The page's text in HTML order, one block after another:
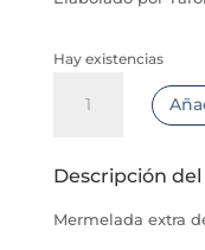
Hay existencias
extra
cantidad
Descripción
Mermelada extra